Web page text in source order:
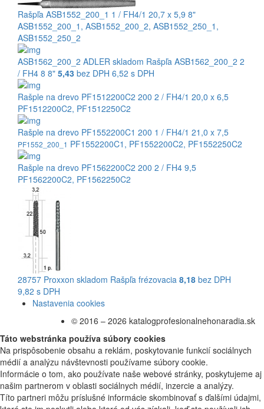
Rašpľa ASB1552_200_1 1 / FH4/1 20,7 x 5,9 8"
ASB1552_200_1 , ASB1552_200_2, ASB1552_250_1 ,
ASB1552_250_2
ASB1562_200_2 ADLER skladom Rašpľa ASB1562_200_2 2
/ FH4 8 8" 5,43 bez DPH 6,52 s DPH
Rašple na drevo PF1512200C2 200 2 / FH4/1 20,0 x 6,5
PF1512200C2, PF1512250C2
Rašple na drevo PF1552200C1 200 1 / FH4/1 21,0 x 7,5
PF1552_200_1 PF1552200C1 , PF1552200C2, PF1552250C2
Rašple na drevo PF1562200C2 200 2 / FH4 9,5
PF1562200C2, PF1562250C2
28757 Proxxon skladom Rašpľa frézovacia 8,18 bez DPH
9,82 s DPH
Nastavenia cookies
© 2016 – 2026 katalogprofesionalnehonaradia.sk
Táto webstránka používa súbory cookies
Na prispôsobenie obsahu a reklám, poskytovanie funkcií sociálnych
médií a analýzu návštevnosti používame súbory cookie.
Informácie o tom, ako používate naše webové stránky, poskytujeme aj
našim partnerom v oblasti sociálnych médií, inzercie a analýzy.
Títo partneri môžu príslušné informácie skombinovať s ďalšími údajmi,